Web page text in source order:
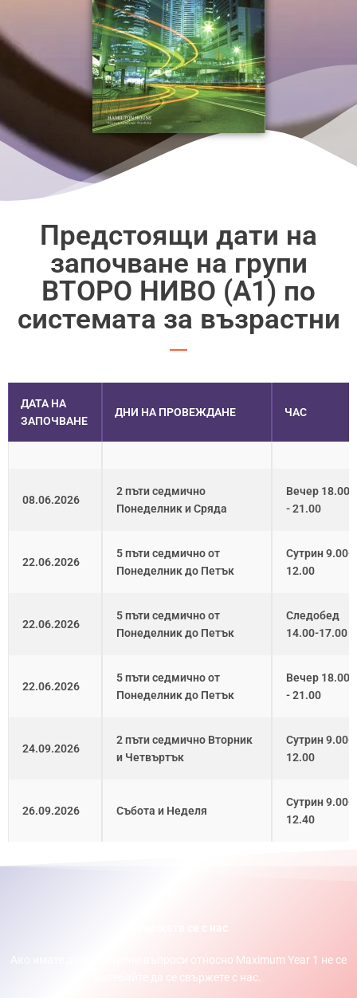
Предстоящи дати на
започване на групи
ВТОРО НИВО (A1) по
системата за възрастни
ДАТА НА
ЗАПОЧВАНЕ
ДНИ НА ПРОВЕЖДАНЕ ЧАС
08.06.2026
2 пъти седмично
Понеделник и Сряда
Вечер 18.00
- 21.00
22.06.2026
5 пъти седмично от
Понеделник до Петък
Сутрин 9.00-
12.00
22.06.2026
5 пъти седмично от
Понеделник до Петък
Следобед
14.00-17.00
22.06.2026
5 пъти седмично от
Понеделник до Петък
Вечер 18.00
- 21.00
24.09.2026
2 пъти седмично Вторник
и Четвъртък
Сутрин 9.00-
12.00
26.09.2026 Събота и Неделя
Сутрин 9.00-
12.40
Ако имате допълнителни въпроси относно Maximum Year 1 не се
колебайте да се свържете с нас.